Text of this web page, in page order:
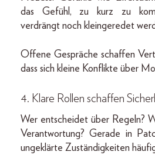
das Gefühl, zu kurz zu
verdrängt noch kleingeredet
Offene Gespräche schaffen
dass sich kleine Konflikte über
4. Klare Rollen schaffen
Wer entscheidet über Regeln?
Verantwortung? Gerade in
ungeklärte Zuständigkeiten